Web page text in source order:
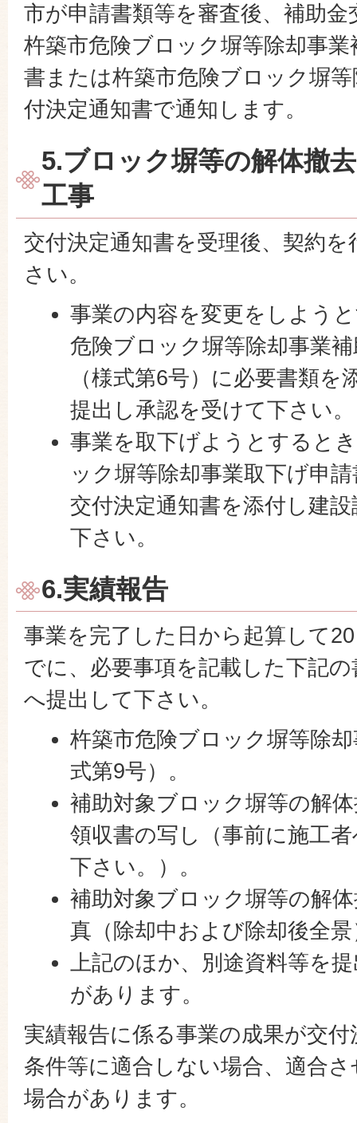
市が申請書類等を審査後、補助
杵築市危険ブロック塀等除却事
書または杵築市危険ブロック塀
付決定通知書で通知します。
5.ブロック塀等の解体撤
工事
交付決定通知書を受理後、契約
さい。
事業の内容を変更をしよう
危険ブロック塀等除却事業
（様式第6号）に必要書類を
提出し承認を受けて下さい。
事業を取下げようとすると
ック塀等除却事業取下げ申
交付決定通知書を添付し建
下さい。
6.実績報告
事業を完了した日から起算して
でに、必要事項を記載した下記
へ提出して下さい。
杵築市危険ブロック塀等除
式第9号）。
補助対象ブロック塀等の解
領収書の写し（事前に施工
下さい。）。
補助対象ブロック塀等の解
真（除却中および除却後全
上記のほか、別途資料等を
があります。
実績報告に係る事業の成果が交
条件等に適合しない場合、適合
場合があります。